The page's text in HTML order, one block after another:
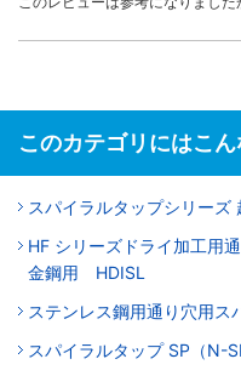
このカテゴリにはこ
スパイラルタップシリーズ
HF シリーズドライ加工用
金鋼用 HDISL
ステンレス鋼用通り穴用ス
スパイラルタップ SP（N-